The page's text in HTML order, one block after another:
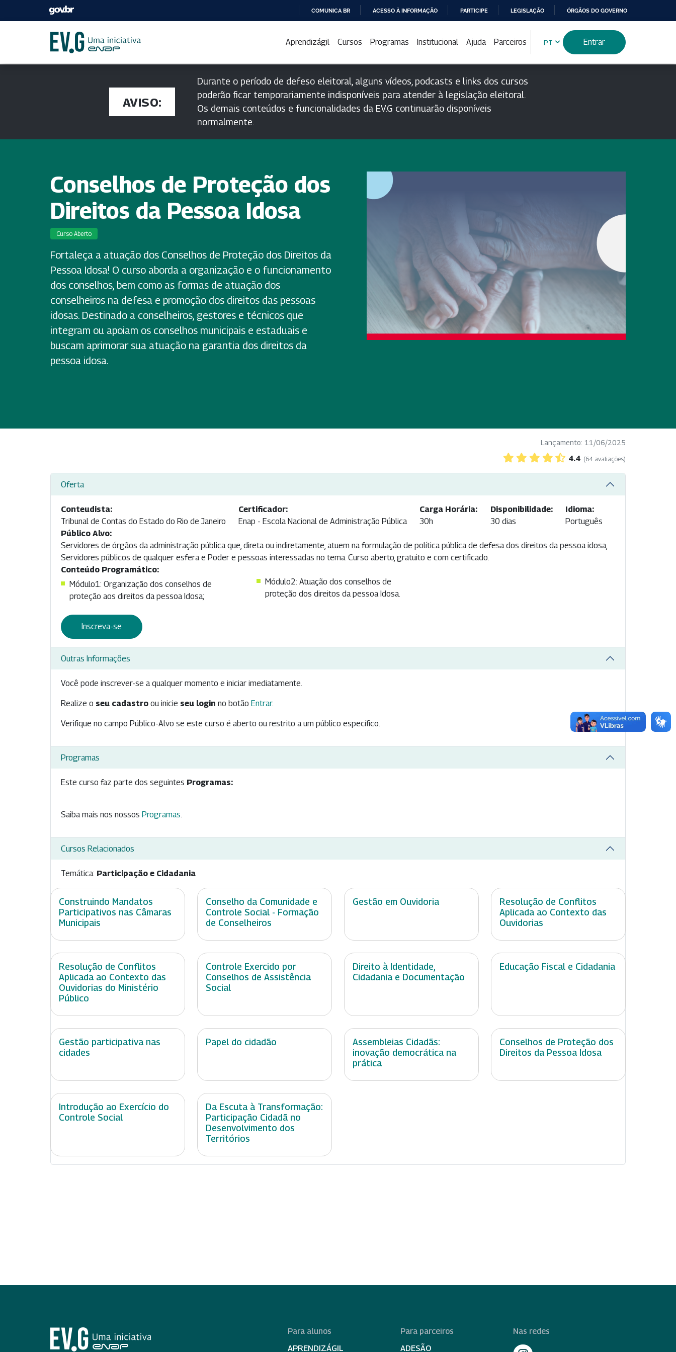
PARA
CONTEÚDO
COMUNICA BR ACESSO À INFORMAÇÃO PARTICIPE LEGISLAÇÃO ÓRGÃOS DO GOVERNO
Aprendizágil Cursos Programas Institucional Ajuda Parceiros PT Entrar
AVISO:
Durante o período de defeso eleitoral, alguns vídeos, podcasts e links dos cursos
poderão ficar temporariamente indisponíveis para atender à legislação eleitoral.
Os demais conteúdos e funcionalidades da EV.G continuarão disponíveis
normalmente.
Conselhos de Proteção dos
Direitos da Pessoa Idosa
Curso Aberto
Fortaleça a atuação dos Conselhos de Proteção dos Direitos da
Pessoa Idosa! O curso aborda a organização e o funcionamento
dos conselhos, bem como as formas de atuação dos
conselheiros na defesa e promoção dos direitos das pessoas
idosas. Destinado a conselheiros, gestores e técnicos que
integram ou apoiam os conselhos municipais e estaduais e
buscam aprimorar sua atuação na garantia dos direitos da
pessoa idosa.
Lançamento: 11/06/2025
4.4 (64 avaliações)
Oferta
Conteudista:
Tribunal de Contas do Estado do Rio de Janeiro
Certificador:
Enap - Escola Nacional de Administração Pública
Carga Horária:
30h
Disponibilidade:
30 dias
Idioma:
Português
Público Alvo:
Servidores de órgãos da administração pública que, direta ou indiretamente, atuem na formulação de política pública de defesa dos direitos da pessoa idosa,
Servidores públicos de qualquer esfera e Poder e pessoas interessadas no tema. Curso aberto, gratuito e com certificado.
Conteúdo Programático:
Módulo1: Organização dos conselhos de
proteção aos direitos da pessoa Idosa;
Módulo2: Atuação dos conselhos de
proteção dos direitos da pessoa Idosa.
Inscreva-se
Outras Informações
Você pode inscrever-se a qualquer momento e iniciar imediatamente.
Realize o seu cadastro ou inicie seu login no botão Entrar.
Verifique no campo Público-Alvo se este curso é aberto ou restrito a um público específico.
Programas
Este curso faz parte dos seguintes Programas:
Saiba mais nos nossos Programas.
Cursos Relacionados
Temática: Participação e Cidadania
Construindo Mandatos
Participativos nas Câmaras
Municipais
Conselho da Comunidade e
Controle Social - Formação
de Conselheiros
Gestão em Ouvidoria
Resolução de Conflitos
Aplicada ao Contexto das
Ouvidorias
Resolução de Conflitos
Aplicada ao Contexto das
Ouvidorias do Ministério
Público
Controle Exercido por
Conselhos de Assistência
Social
Direito à Identidade,
Cidadania e Documentação
Educação Fiscal e Cidadania
Gestão participativa nas
cidades
Papel do cidadão
Assembleias Cidadãs:
inovação democrática na
prática
Conselhos de Proteção dos
Direitos da Pessoa Idosa
Introdução ao Exercício do
Controle Social
Da Escuta à Transformação:
Participação Cidadã no
Desenvolvimento dos
Territórios
Para alunos
APRENDIZÁGIL
Para parceiros
ADESÃO
Nas redes